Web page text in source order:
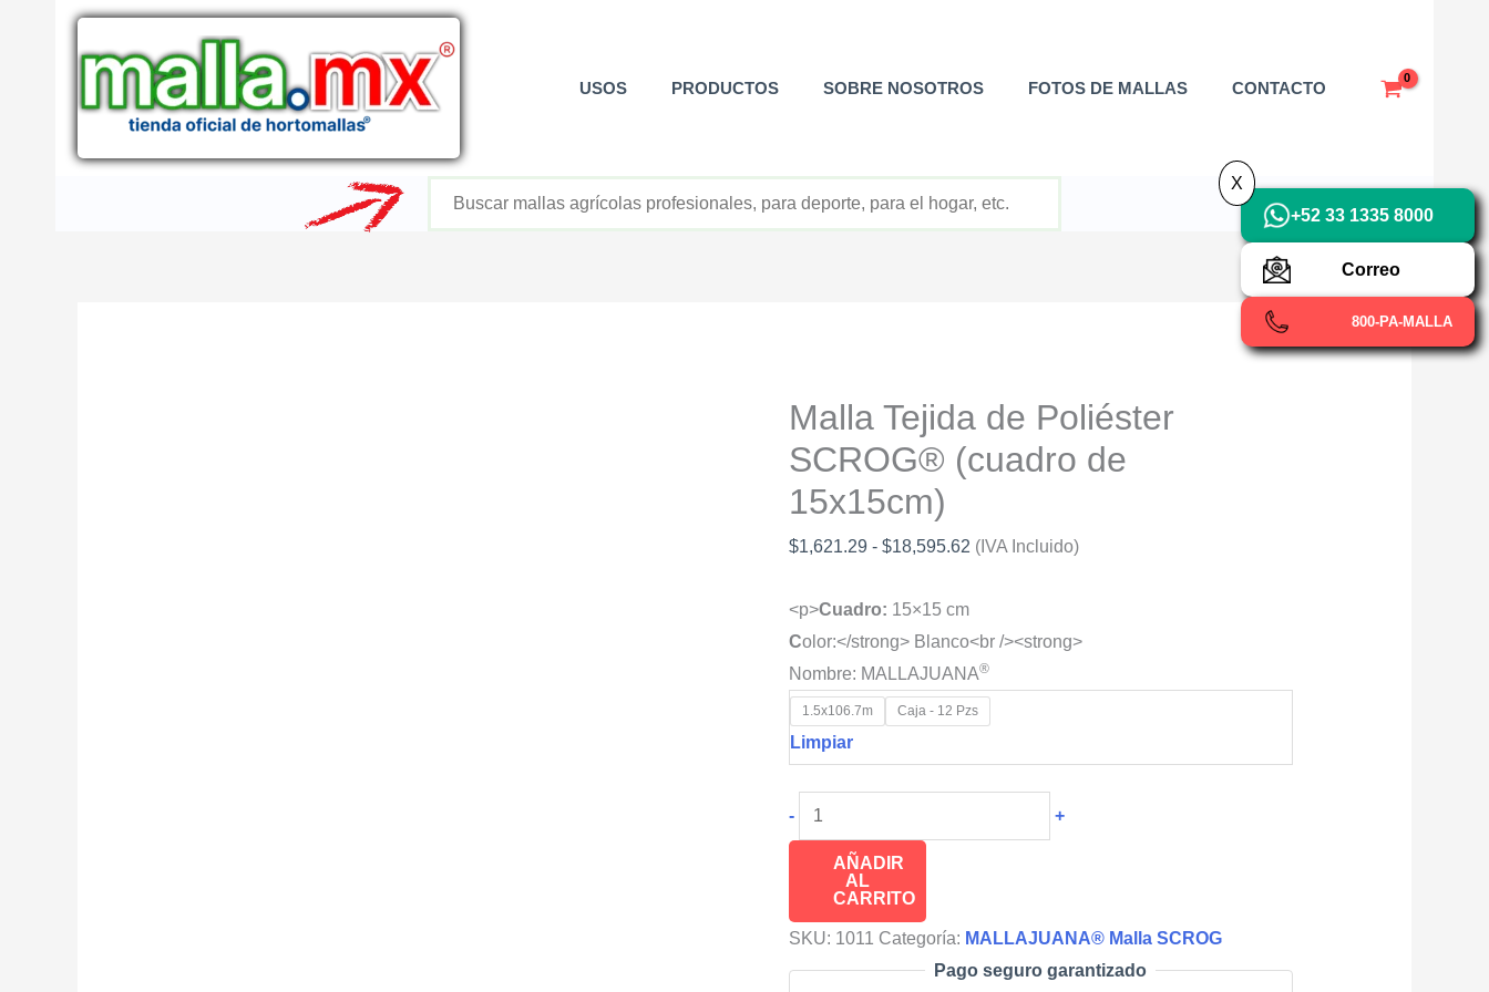
contenido
USOS PRODUCTOS SOBRE NOSOTROS FOTOS DE MALLAS CONTACTO
Malla Tejida de Poliéster
SCROG® (cuadro de
15x15cm)
$1,621.29 - $18,595.62Rango
precios:
desde
$1,621.29
hasta
(IVA Incluido)
<p>Cuadro: 15×15 cm
Color:</strong> Blanco<br /><strong>
Nombre: MALLAJUANA®
1.5x106.7m Caja - 12 Pzs
Limpiar
-
Malla
Tejida
Poliéster
SCROG®
(cuadro
+
AÑADIR
AL
CARRITO
SKU: 1011 Categoría: MALLAJUANA® Malla SCROG
Pago seguro garantizado
+52 33 1335 8000
Correo
800-PA-MALLA
X